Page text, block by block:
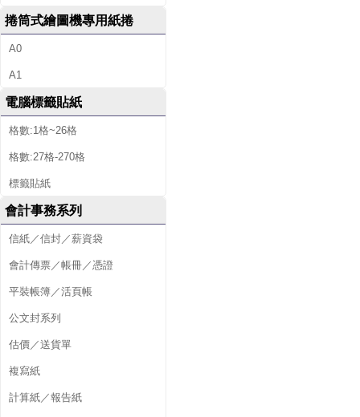
捲筒式繪圖機專用紙捲
A0
A1
電腦標籤貼紙
格數:1格~26格
格數:27格-270格
標籤貼紙
會計事務系列
信紙／信封／薪資袋
會計傳票／帳冊／憑證
平裝帳簿／活頁帳
公文封系列
估價／送貨單
複寫紙
計算紙／報告紙